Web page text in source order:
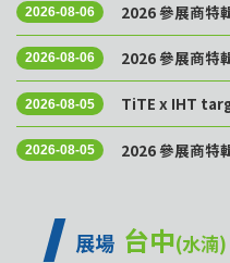
2026-08-06 2026 參展商特
2026-08-06 2026 參展商特
2026-08-05
TiTE x IHT
Golden
2026-08-05 2026 參展商特
展場 台中(水湳)